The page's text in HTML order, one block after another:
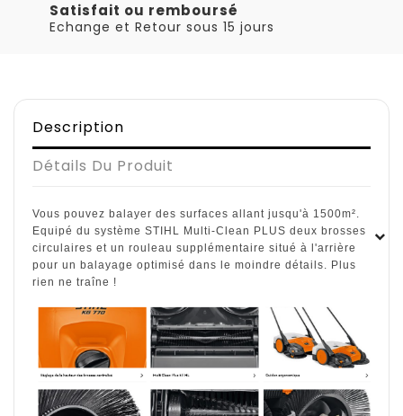
Satisfait ou remboursé
Echange et Retour sous 15 jours
Description
Détails Du Produit
Vous pouvez balayer des surfaces allant jusqu'à 1500m².
Equipé du système STIHL Multi-Clean PLUS deux brosses
circulaires et un rouleau supplémentaire situé à l'arrière
pour un balayage optimisé dans le moindre détails. Plus
rien ne traîne !